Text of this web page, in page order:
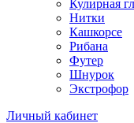
Кулирная
Нитки
Кашкорсе
Рибана
Футер
Шнурок
Экстрофор
Личный кабинет